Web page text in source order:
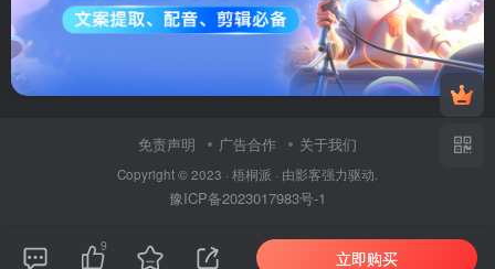
免责声明 广告合作 关于我们
Copyright © 2023 · 梧桐派 · 由影客强力驱动.
豫ICP备2023017983号-1
9
立即购买